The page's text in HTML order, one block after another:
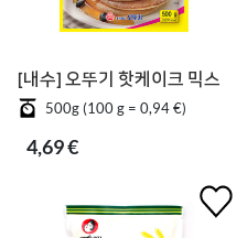
[내수] 오뚜기 핫케이크 믹스
500g (100 g = 0,94 €)
4,69 €